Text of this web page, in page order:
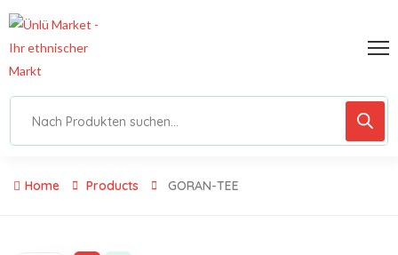
Home Products GORAN-TEE